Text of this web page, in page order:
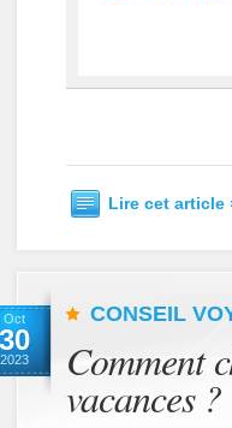
Lire cet article
Oct
30
2023
CONSEIL
Comment
vacances ?